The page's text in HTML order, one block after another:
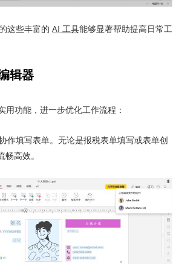
这些丰富的 AI 工具能够显著帮助提高日常工
辑器
用功能，进一步优化工作流程：
作填写表单。无论是报税表单填写或表单创
高效。